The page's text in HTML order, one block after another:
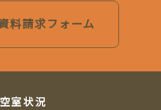
料請求フォーム
空室状況